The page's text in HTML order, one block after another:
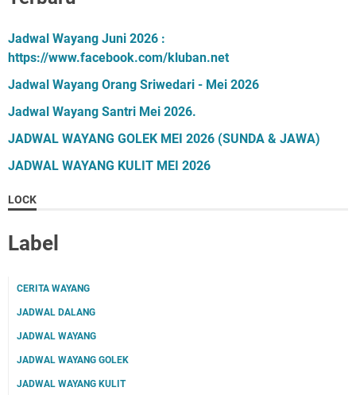
Jadwal Wayang Juni 2026 :
https://www.facebook.com/kluban.net
Jadwal Wayang Orang Sriwedari - Mei 2026
Jadwal Wayang Santri Mei 2026.
JADWAL WAYANG GOLEK MEI 2026 (SUNDA & JAWA)
JADWAL WAYANG KULIT MEI 2026
LOCK
Label
CERITA WAYANG
JADWAL DALANG
JADWAL WAYANG
JADWAL WAYANG GOLEK
JADWAL WAYANG KULIT